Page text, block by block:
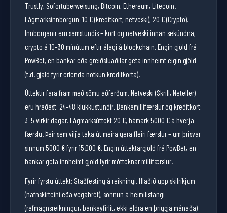
Trustly, Sofortüberweisung, Bitcoin, Ethereum, Litecoin.
Lágmarksinnborgun: 10 € (kreditkort, netveski), 20 € (Crypto).
Innborganir eru samstundis – kort og netveski innan sekúndna,
crypto á 10–30 mínútum eftir álagi á blockchain. Engin gjöld frá
PowBet, en bankar eða greiðsluaðilar geta innheimt eigin gjöld
(t.d. gjald fyrir erlenda notkun kreditkorta).
Úttektir fara fram með sömu aðferðum. Netveski (Skrill, Neteller)
eru hraðast: 24–48 klukkustundir. Bankamillifærslur og kreditkort:
3–5 virkir dagar. Lágmarksúttekt 20 €, hámark 5000 € á hverja
færslu. Þeir sem vilja taka út meira gera fleiri færslur – um þrisvar
sinnum 5000 € fyrir 15.000 €. Engin úttektargjöld frá PowBet, en
bankar geta innheimt gjöld fyrir mótteknar millifærslur.
Fyrir fyrstu úttekt: Staðfesting á reikningi. Hlaðið upp skilríkjum
(nafnskírteini eða vegabréf), sönnun á heimilisfangi
(rafmagnsreikningur, bankayfirlit, ekki eldra en þriggja mánaða)